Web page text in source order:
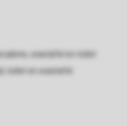
wastafel en toilet
toilet en wastafel